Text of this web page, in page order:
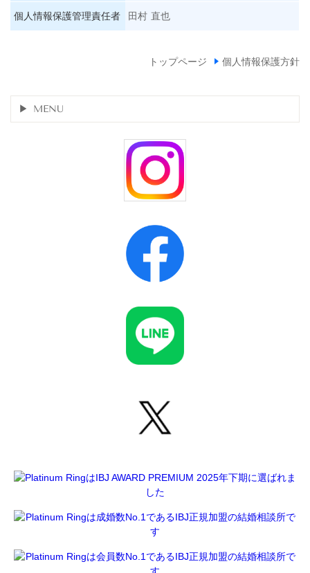
個人情報保護管理責任者 田村 直也
トップページ 個人情報保護方針
MENU